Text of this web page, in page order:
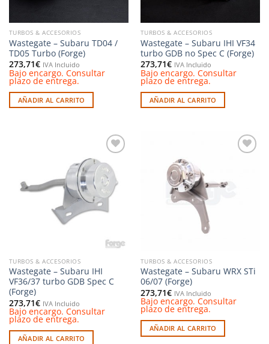
TURBOS & ACCESORIOS
Wastegate – Subaru TD04 /
TD05 Turbo (Forge)
273,71€ IVA Incluido
Bajo encargo. Consultar
plazo de entrega.
AÑADIR AL CARRITO
TURBOS & ACCESORIOS
Wastegate – Subaru IHI VF34
turbo GDB no Spec C (Forge)
273,71€ IVA Incluido
Bajo encargo. Consultar
plazo de entrega.
AÑADIR AL CARRITO
Añadir
a la
lista de
deseos
TURBOS & ACCESORIOS
Wastegate – Subaru IHI
VF36/37 turbo GDB Spec C
(Forge)
273,71€ IVA Incluido
Bajo encargo. Consultar
plazo de entrega.
AÑADIR AL CARRITO
TURBOS & ACCESORIOS
Wastegate – Subaru WRX STi
06/07 (Forge)
273,71€ IVA Incluido
Bajo encargo. Consultar
plazo de entrega.
AÑADIR AL CARRITO